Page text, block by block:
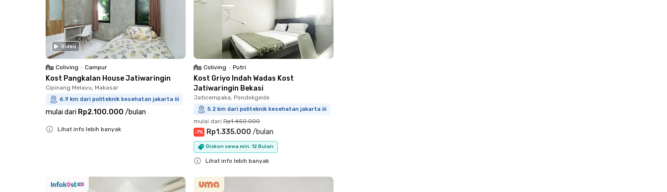
Video
Coliving • Campur
Kost Pangkalan House Jatiwaringin
Cipinang Melayu, Makasar
6.9 km dari politeknik kesehatan jakarta iii
mulai dari Rp2.100.000 /bulan
Lihat info lebih banyak
Coliving • Putri
Kost Griyo Indah Wadas Kost
Jatiwaringin Bekasi
Jaticempaka, Pondokgede
5.2 km dari politeknik kesehatan jakarta iii
mulai dari Rp1.450.000
-7% Rp1.335.000 /bulan
Diskon sewa min. 12 Bulan
Lihat info lebih banyak